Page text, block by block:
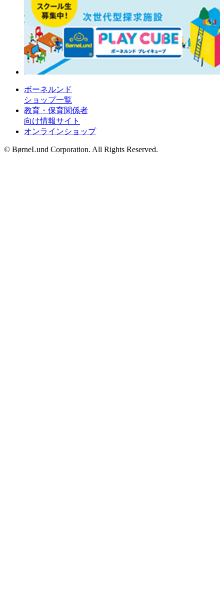
ボーネルンド
ショップ一覧
教育・保育関係者
向け情報サイト
オンラインショップ
© BørneLund Corporation. All Rights Reserved.